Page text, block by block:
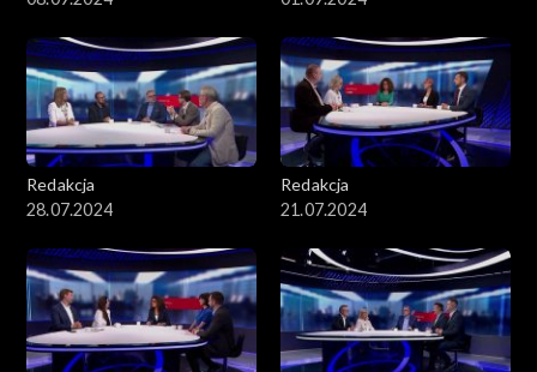
Redakcja
28.07.2024
Redakcja
21.07.2024